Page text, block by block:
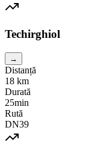
Techirghiol
→
Distanță
18 km
Durată
25min
Rută
DN39